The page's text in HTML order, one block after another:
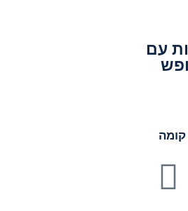
עם
קומה